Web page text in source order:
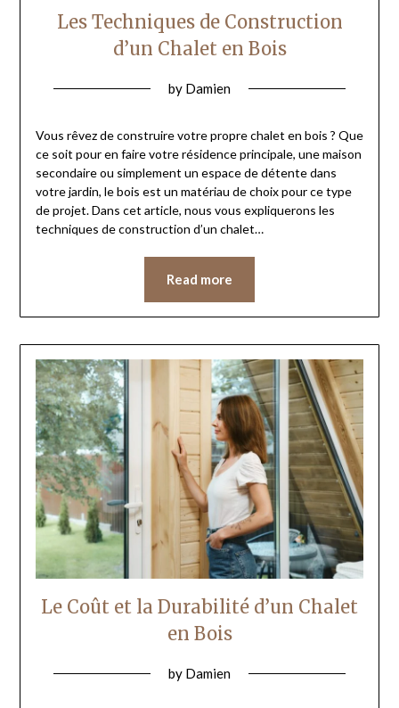
Les Techniques de Construction
d’un Chalet en Bois
by Damien
Vous rêvez de construire votre propre chalet en bois ? Que
ce soit pour en faire votre résidence principale, une maison
secondaire ou simplement un espace de détente dans
votre jardin, le bois est un matériau de choix pour ce type
de projet. Dans cet article, nous vous expliquerons les
techniques de construction d’un chalet…
Read more
Le Coût et la Durabilité d’un Chalet
en Bois
by Damien